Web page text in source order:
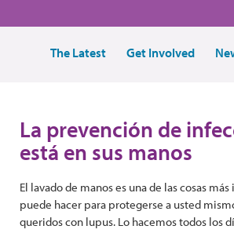
The Latest Get Involved
La prevención de
está en sus manos
El lavado de manos es una de las cosas
puede hacer para protegerse a usted
queridos con lupus. Lo hacemos todos los